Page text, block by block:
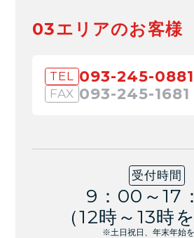
03エリアのお客様
TEL 093-245-0881
FAX 093-245-1681
受付時間
9：00～17
（12時～13時
※土日祝日、年末年始を